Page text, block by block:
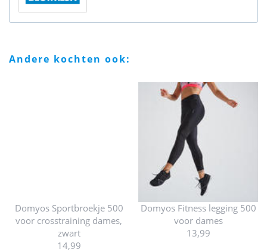
andere kochten ook:
Domyos Sportbroekje 500
voor crosstraining dames,
zwart
14,99
Domyos Fitness legging 500
voor dames
13,99